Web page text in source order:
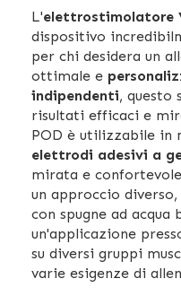
L'elettrostimolatore
dispositivo
per chi desidera un
ottimale e
indipendenti, questo
risultati efficaci e
POD è utilizzabile in
elettrodi adesivi a
mirata e
un approccio diverso,
con spugne ad
un'applicazione
su diversi gruppi
varie esigenze di